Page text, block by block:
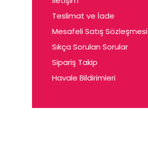
Cerin
Ceta
Ceyda
Chris
Ciey
Cleo
Teslimat ve İade
Mesafeli Satış Sözleşmesi
Sıkça Sorulan Sorular
Sipariş Takip
Havale Bildirimleri